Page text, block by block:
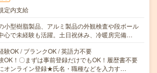
定内支給
小型樹脂製品、アルミ製品の外観検査や段ボール
心で未経験も活躍。土日祝休み、冷暖房完備…
験OK / ブランクOK / 英語力不要
！〇まずは事前登録だけでもOK！履歴書不要
オンライン登録★氏名・職種などを入力す…